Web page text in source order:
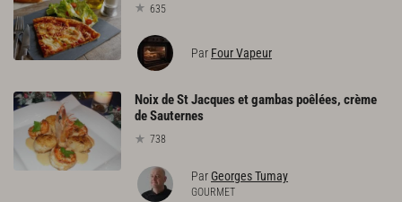
635
Par Four Vapeur
Noix de St Jacques et gambas poêlées, crème
de Sauternes
738
ParGeorges Tumay
GOURMET